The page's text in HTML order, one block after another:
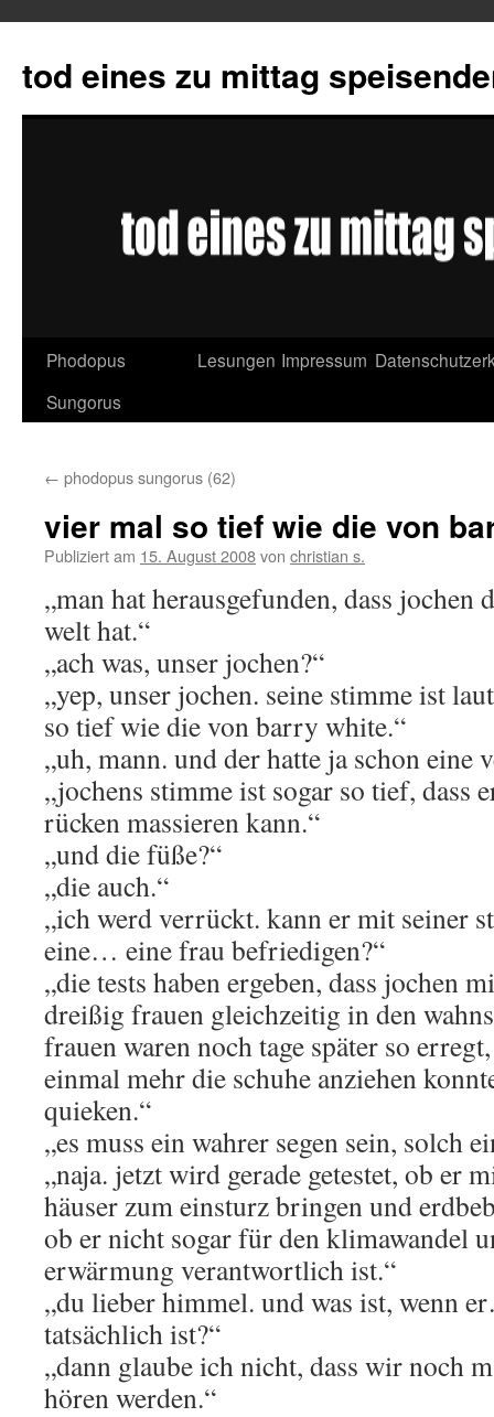
tod eines zu mittag
Springe
zum
Phodopus
Sungorus
Lesungen Impressum
← phodopus sungorus (62)
vier mal so tief wie die von
Publiziert am 15. August 2008von christian s.
„man hat herausgefunden, dass jochen
welt hat.“
„ach was, unser jochen?“
„yep, unser jochen. seine stimme ist
so tief wie die von barry white.“
„uh, mann. und der hatte ja schon eine
„jochens stimme ist sogar so tief, dass
rücken massieren kann.“
„und die füße?“
„die auch.“
„ich werd verrückt. kann er mit seiner
eine… eine frau befriedigen?“
„die tests haben ergeben, dass jochen
dreißig frauen gleichzeitig in den
frauen waren noch tage später so
einmal mehr die schuhe anziehen
quieken.“
„es muss ein wahrer segen sein, solch
„naja. jetzt wird gerade getestet, ob er
häuser zum einsturz bringen und
ob er nicht sogar für den klimawandel
erwärmung verantwortlich ist.“
„du lieber himmel. und was ist, wenn
tatsächlich ist?“
„dann glaube ich nicht, dass wir noch
hören werden.“